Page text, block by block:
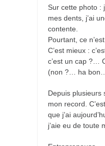
Sur cette photo :
mes dents, j’ai
contente.
Pourtant, ce
C’est mieux :
c’est un cap ?…
(non ?… ha
Depuis plusieurs
mon record.
que j’ai
j’aie eu de toute